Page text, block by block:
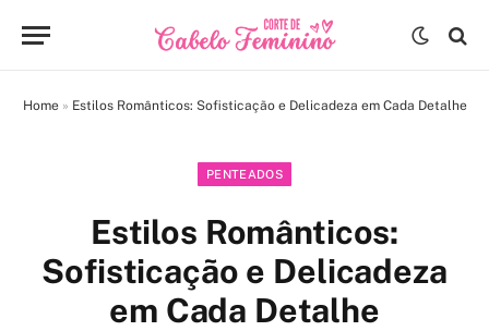
Home» Estilos Românticos: Sofisticação e Delicadeza em Cada Detalhe
PENTEADOS
Estilos Românticos:
Sofisticação e Delicadeza
em Cada Detalhe